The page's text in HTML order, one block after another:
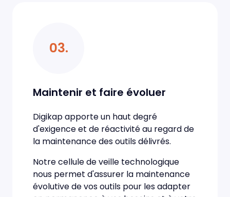
03.
Maintenir et faire évoluer
Digikap apporte un haut degré
d'exigence et de réactivité au regard de
la maintenance des outils délivrés.
Notre cellule de veille technologique
nous permet d'assurer la maintenance
évolutive de vos outils pour les adapter